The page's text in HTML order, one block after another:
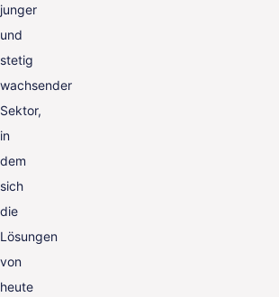
junger
und
stetig
wachsender
Sektor,
in
dem
sich
die
Lösungen
von
heute